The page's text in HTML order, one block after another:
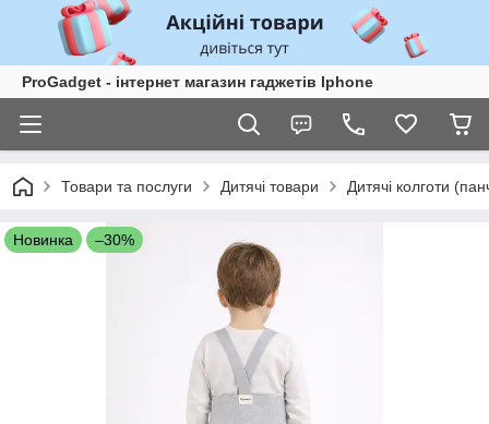
ProGadget - iнтернет магазин гаджетів Iphone
Товари та послуги Дитячі товари Дитячі колготи
Новинка –30%